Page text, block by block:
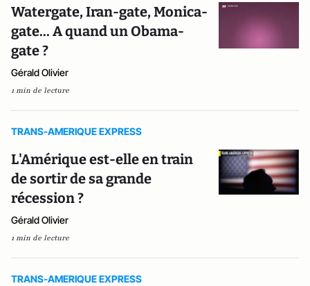
Watergate, Iran-gate, Monica-
gate... A quand un Obama-
gate ?
Gérald Olivier
1 min de lecture
TRANS-AMERIQUE EXPRESS
L'Amérique est-elle en train
de sortir de sa grande
récession ?
Gérald Olivier
1 min de lecture
TRANS-AMERIQUE EXPRESS